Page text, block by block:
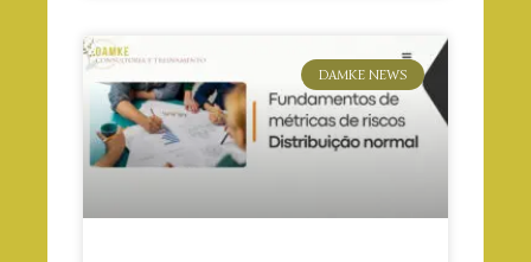
DAMKE NEWS